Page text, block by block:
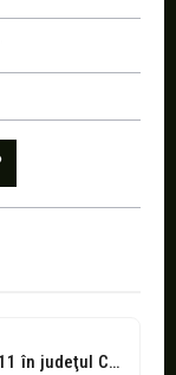
Şofer prins de radar cu 211 km/h pe DN11 în judeţul Covasna...